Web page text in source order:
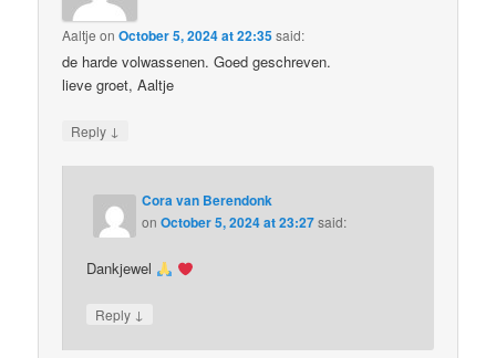
Aaltje onOctober 5, 2024 at 22:35said:
de harde volwassenen. Goed geschreven.
lieve groet, Aaltje
Reply ↓
Cora van Berendonk
onOctober 5, 2024 at 23:27said:
Dankjewel
Reply ↓